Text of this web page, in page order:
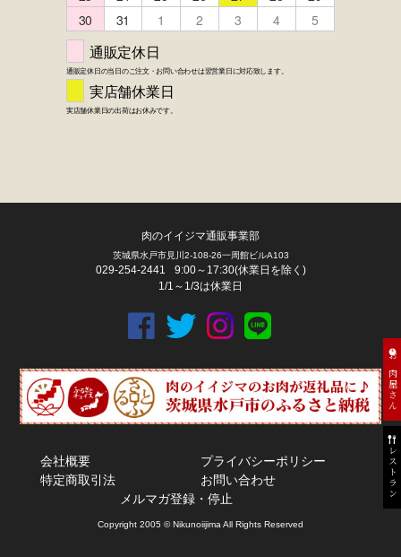
お肉屋さん
レストラン
肉のイイジマ通販事業部
茨城県水戸市見川2-108-26一周館ビルA103
029-254-2441
9:00～17:30(休業日を除く)
1/1～1/3は休業日
会社概要
プライバシーポリシー
特定商取引法
お問い合わせ
メルマガ登録・停止
Copyright 2005 © Nikunoiijima All Rights Reserved